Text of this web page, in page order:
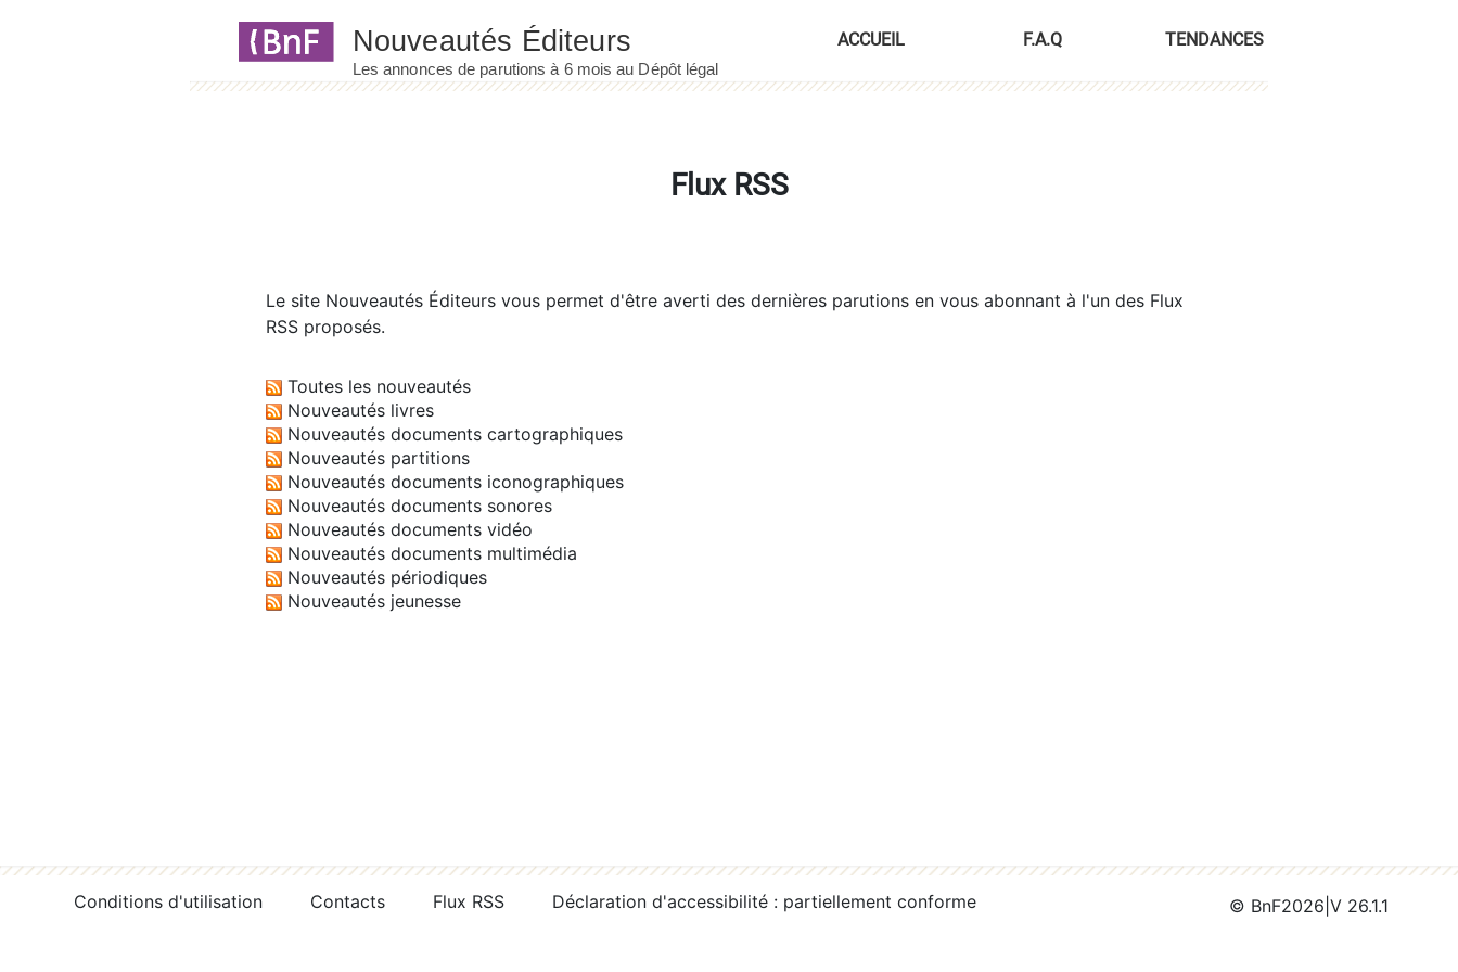
ACCUEIL F.A.Q TENDANCES
Flux RSS
Le site Nouveautés Éditeurs vous permet d'être averti des dernières parutions en vous abonnant à l'un des Flux
RSS proposés.
Toutes les nouveautés
Nouveautés livres
Nouveautés documents cartographiques
Nouveautés partitions
Nouveautés documents iconographiques
Nouveautés documents sonores
Nouveautés documents vidéo
Nouveautés documents multimédia
Nouveautés périodiques
Nouveautés jeunesse
Conditions d'utilisation Contacts Flux RSS Déclaration d'accessibilité : partiellement conforme © BnF2026 V 26.1.1